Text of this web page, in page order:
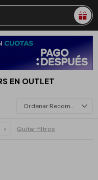
EN OUTLET
Recomendados
Quitar filtros